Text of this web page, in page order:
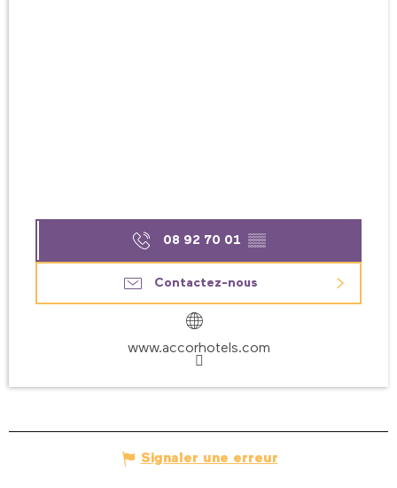
08 92 70 01 ▒▒
Contactez-nous
www.accorhotels.com
Signaler une erreur